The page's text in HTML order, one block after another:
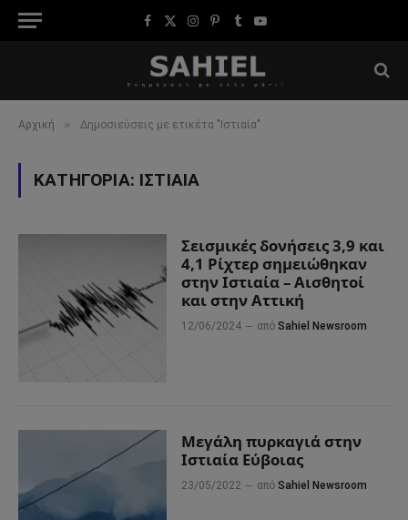
Facebook
X
Instagram
Pinterest
TumblrYouTube
Αρχική » Δημοσιεύσεις με ετικέτα "Ιστιαία"
ΚΑΤΗΓΟΡΊΑ: ΙΣΤΙΑΊΑ
Σεισμικές δονήσεις 3,9 και
4,1 Ρίχτερ σημειώθηκαν
στην Ιστιαία – Αισθητοί
και στην Αττική
12/06/2024 από Sahiel Newsroom
Μεγάλη πυρκαγιά στην
Ιστιαία Εύβοιας
23/05/2022 από Sahiel Newsroom